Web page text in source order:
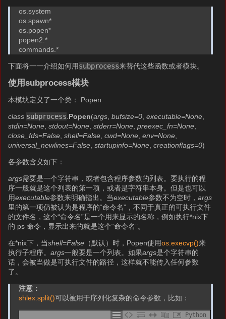
os.system
os.spawn*
os.popen*
popen2.*
commands.*
下面将一一介绍如何用subprocess来替代这些函数或者模块。
使用subprocess模块
本模块定义了一个类： Popen
class subprocess Popen(args ,bufsize=0 ,executable=None
stdin=None ,stdout=None ,stderr=None ,preexec_fn=None
close_fds=False ,shell=False ,cwd=None ,env=None
universal_newlines=False ,startupinfo=None ,creationflags=0)
各参数含义如下：
args需要是一个字符串，或者包含程序参数的列表。要执行的程
序一般就是这个列表的第一项，或者是字符串本身。但是也可以
用executable参数来明确指出。当executable参数不为空时，args
里的第一项仍被认为是程序的“命令名”，不同于真正的可执行文件
的文件名，这个“命令名”是一个用来显示的名称，例如执行*nix下
的 ps 命令，显示出来的就是这个“命令名”。
在*nix下，当shell=False （默认）时，Popen使用os.execvp()来
执行子程序。args一般要是一个列表。如果args是个字符串的
话，会被当做是可执行文件的路径，这样就不能传入任何参数
了。
注意：
shlex.split()可以被用于序列化复杂的命令参数，比如：
Python